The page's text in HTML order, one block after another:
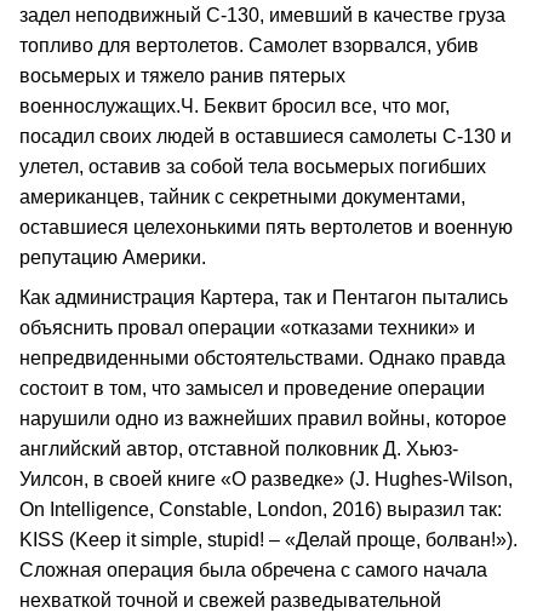
задел неподвижный С-130, имевший в качестве груза
топливо для вертолетов. Самолет взорвался, убив
восьмерых и тяжело ранив пятерых
военнослужащих.Ч. Беквит бросил все, что мог,
посадил своих людей в оставшиеся самолеты С-130 и
улетел, оставив за собой тела восьмерых погибших
американцев, тайник с секретными документами,
оставшиеся целехонькими пять вертолетов и военную
репутацию Америки.
Как администрация Картера, так и Пентагон пытались
объяснить провал операции «отказами техники» и
непредвиденными обстоятельствами. Однако правда
состоит в том, что замысел и проведение операции
нарушили одно из важнейших правил войны, которое
английский автор, отставной полковник Д. Хьюз-
Уилсон, в своей книге «О разведке» (J. Hughes-Wilson,
On Intelligence, Constable, London, 2016) выразил так:
KISS (Keep it simple, stupid! – «Делай проще, болван!»).
Сложная операция была обречена с самого начала
нехваткой точной и свежей разведывательной